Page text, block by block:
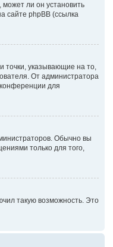
ли он установить
сайте phpBB (ссылка
точки, указывающие на то,
От администратора
для
Обычно вы
только для того,
такую возможность. Это